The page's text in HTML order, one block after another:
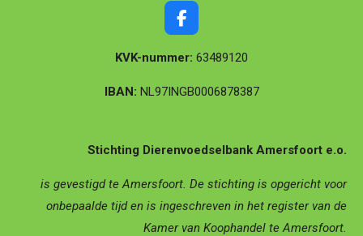
F
a
c
b
KVK-nummer: 63489120
IBAN: NL97INGB0006878387
Stichting Dierenvoedselbank Amersfoort e.o.
is gevestigd te Amersfoort. De stichting is opgericht voor
onbepaalde tijd en is ingeschreven in het register van de
Kamer van Koophandel te Amersfoort.